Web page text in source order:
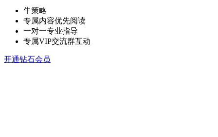
牛策略
专属内容优先阅读
一对一专业指导
专属VIP交流群互动
开通钻石会员